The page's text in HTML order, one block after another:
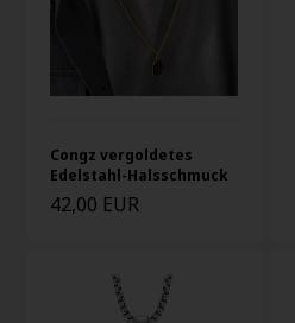
Congz vergoldetes
Edelstahl-Halsschmuck
42,00 EUR